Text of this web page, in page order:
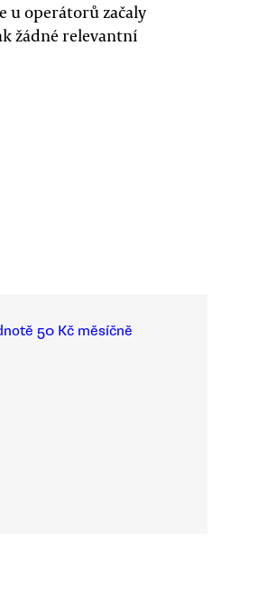
u operátorů začaly
žádné relevantní
50 Kč měsíčně